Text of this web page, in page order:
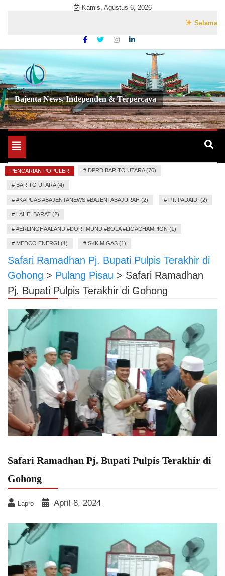
Kamis, Agustus 6, 2026
Selamat
Bajenta News, Independen & Terpercaya
Toggle
navigation
PENCARIAN POPULER # DPRD BARITO UTARA (76)
# BARITO UTARA (4)
# #KAPUAS #BAJENTANEWS #BAJENTABAJURAH (2) # PT. PADAIDI (2)
# LAHEI BARAT (2)
# #ERLINGHAALAND #DORTMUND #BOLA #LIGACHAMPION (1)
# MEDCO ENERGI (1) # SKK MIGAS (1)
Safari Ramadhan Pj. Bupati Pulpis Terakhir di
Gohong > Pulang Pisau > Safari Ramadhan
Pj. Bupati Pulpis Terakhir di Gohong
Safari Ramadhan Pj. Bupati Pulpis Terakhir di
Gohong
Lapro April 8, 2024